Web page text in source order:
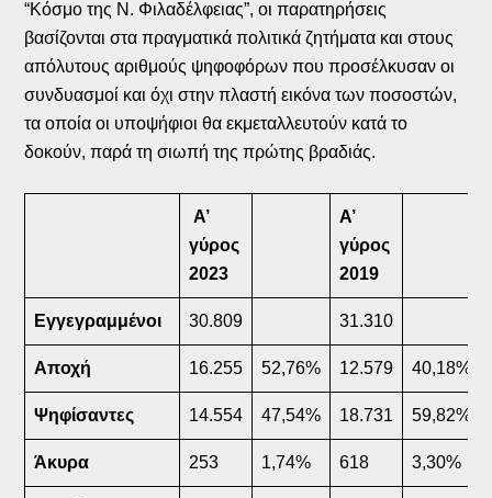
“Κόσμο της Ν. Φιλαδέλφειας”, οι παρατηρήσεις
βασίζονται στα πραγματικά πολιτικά ζητήματα και στους
απόλυτους αριθμούς ψηφοφόρων που προσέλκυσαν οι
συνδυασμοί και όχι στην πλαστή εικόνα των ποσοστών,
τα οποία οι υποψήφιοι θα εκμεταλλευτούν κατά το
δοκούν, παρά τη σιωπή της πρώτης βραδιάς.
Α’
γύρος
2023
Α’
γύρος
2019
Εγγεγραμμένοι 30.809 31.310
Αποχή 16.255 52,76% 12.579 40,18%
Ψηφίσαντες 14.554 47,54% 18.731 59,82%
Άκυρα 253 1,74% 618 3,30%